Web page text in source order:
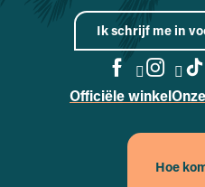
Ik schrijf me in
Naar de
Naar
Officiële winkel
Hoe